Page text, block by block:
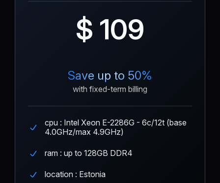
$ 109
Save up to 50%
with fixed-term billing
cpu : Intel Xeon E-2286G - 6c/12t (base
4.0GHz/max 4.9GHz)
ram : up to 128GB DDR4
location : Estonia